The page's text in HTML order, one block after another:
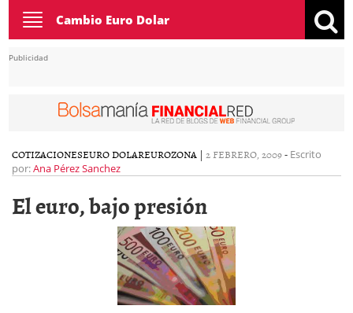
Toggle
navigation
Cambio Euro Dolar
Publicidad
COTIZACIONESEURO DOLAREUROZONA | 2 FEBRERO, 2009- Escrito
por:Ana Pérez Sanchez
El euro, bajo presión